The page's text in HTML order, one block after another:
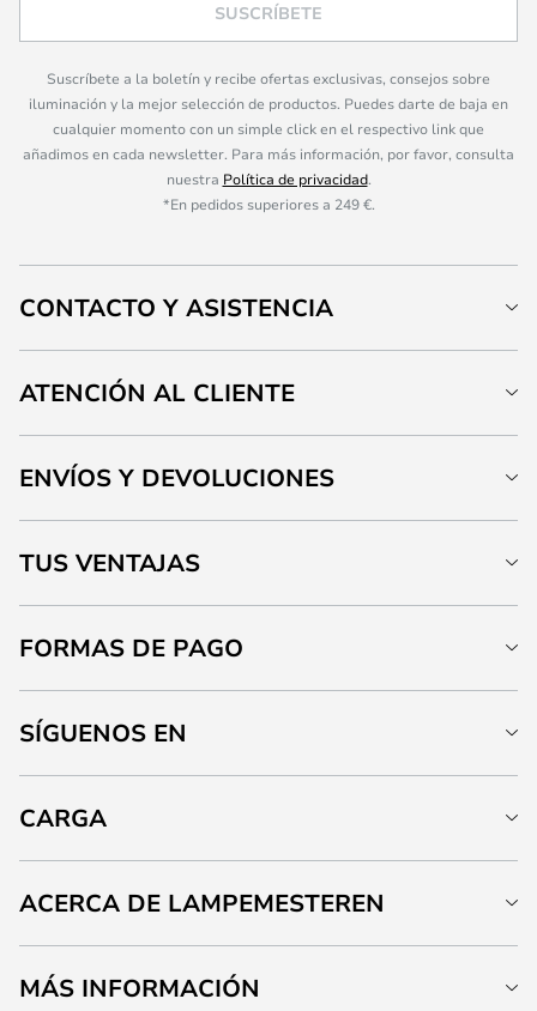
SUSCRÍBETE
Suscríbete a la boletín y recibe ofertas exclusivas, consejos sobre
iluminación y la mejor selección de productos. Puedes darte de baja en
cualquier momento con un simple click en el respectivo link que
añadimos en cada newsletter. Para más información, por favor, consulta
nuestra Política de privacidad.
*En pedidos superiores a 249 €.
CONTACTO Y ASISTENCIA
ATENCIÓN AL CLIENTE
ENVÍOS Y DEVOLUCIONES
TUS VENTAJAS
FORMAS DE PAGO
SÍGUENOS EN
CARGA
ACERCA DE LAMPEMESTEREN
MÁS INFORMACIÓN